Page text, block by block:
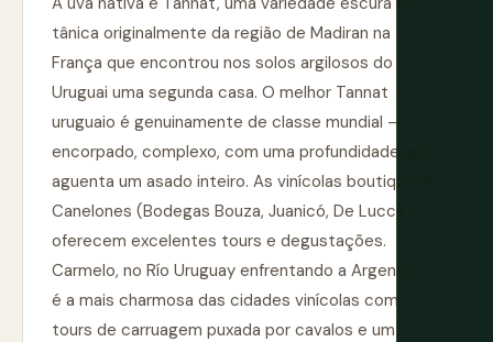
tânica originalmente da região de Madiran na
França que encontrou nos solos argilosos do
Uruguai uma segunda casa. O melhor Tannat
uruguaio é genuinamente de classe mundial —
encorpado, complexo, com uma profundidade que
aguenta um asado inteiro. As vinícolas boutique de
Canelones (Bodegas Bouza, Juanicó, De Lucca)
oferecem excelentes tours e degustações.
Carmelo, no Río Uruguay enfrentando a Argentina,
é a mais charmosa das cidades vinícolas com
tours de carruagem puxada por cavalos e um